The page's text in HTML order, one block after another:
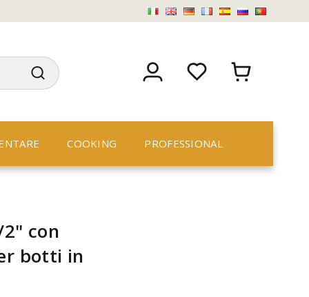
COOKING PROFESSIONAL
con
botti in